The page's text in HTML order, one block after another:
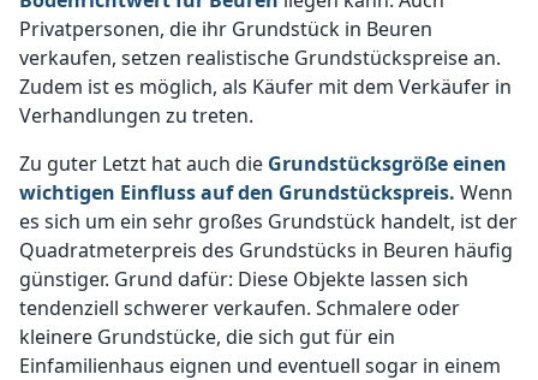
Privatpersonen, die ihr Grundstück in Beuren
verkaufen, setzen realistische Grundstückspreise an.
Zudem ist es möglich, als Käufer mit dem Verkäufer in
Verhandlungen zu treten.
Zu guter Letzt hat auch die Grundstücksgröße einen
wichtigen Einfluss auf den Grundstückspreis. Wenn
es sich um ein sehr großes Grundstück handelt, ist der
Quadratmeterpreis des Grundstücks in Beuren häufig
günstiger. Grund dafür: Diese Objekte lassen sich
tendenziell schwerer verkaufen. Schmalere oder
kleinere Grundstücke, die sich gut für ein
Einfamilienhaus eignen und eventuell sogar in einem